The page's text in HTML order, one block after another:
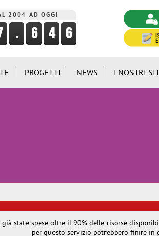
2004 AD OGGI
PROGETTI NEWS I NOSTRI
già state spese oltre il 90% delle risorse
per questo servizio potrebbero finire in